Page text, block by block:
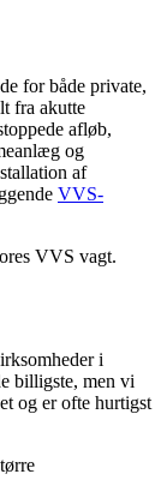
for både private,
fra akutte
afløb,
og
af
VVS-
VVS vagt.
i
billigste, men vi
og er ofte hurtigst